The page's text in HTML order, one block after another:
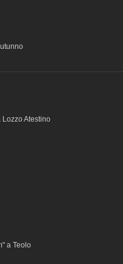
Atestino
a Teolo